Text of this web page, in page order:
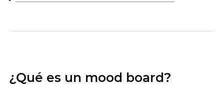
¿Qué es un mood board?